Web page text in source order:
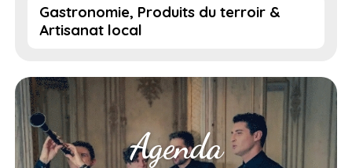
Gastronomie, Produits du terroir &
Artisanat local
Agenda